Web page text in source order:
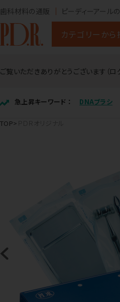
歯科材料の通販 ピーディーアール
カテゴリーから
ご覧いただきありがとうございます（ロ
急上昇キーワード ： DNAブラシ
TOP